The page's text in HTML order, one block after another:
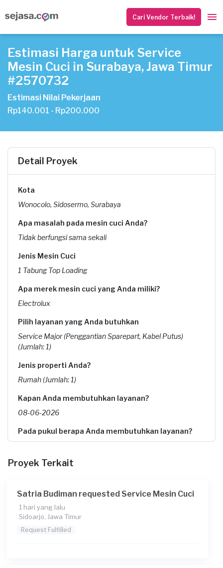
Cari Vendor Terbaik!
Estimasi Harga untuk Service
Mesin Cuci in Surabaya, Jawa Timur
#2570732
Estimasi Nilai Pekerjaan
Rp140.001 - Rp200.000
Detail Proyek
Kota
Wonocolo, Sidosermo, Surabaya
Apa masalah pada mesin cuci Anda?
Tidak berfungsi sama sekali
Jenis Mesin Cuci
1 Tabung Top Loading
Apa merek mesin cuci yang Anda miliki?
Electrolux
Pilih layanan yang Anda butuhkan
Service Major (Penggantian Sparepart, Kabel Putus)
(Jumlah: 1)
Jenis properti Anda?
Rumah (Jumlah: 1)
Kapan Anda membutuhkan layanan?
08-06-2026
Pada pukul berapa Anda membutuhkan layanan?
Berapa budget total untuk layanan ini?
Catatan
Proyek Terkait
Satria Budiman requested Service Mesin Cuci
1 hari yang lalu
Sidoarjo, Jawa Timur
Request Fulfilled